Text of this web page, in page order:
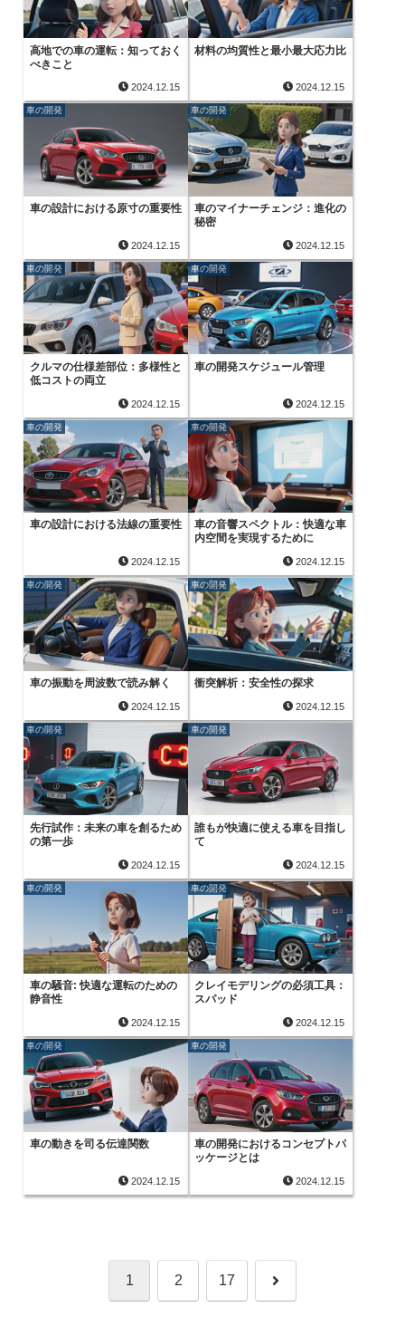
高地での車の運転：知っておく
べきこと
2024.12.15
材料の均質性と最小最大応力比
2024.12.15
車の開発
車の設計における原寸の重要性
2024.12.15
車の開発
車のマイナーチェンジ：進化の
秘密
2024.12.15
車の開発
クルマの仕様差部位：多様性と
低コストの両立
2024.12.15
車の開発
車の開発スケジュール管理
2024.12.15
車の開発
車の設計における法線の重要性
2024.12.15
車の開発
車の音響スペクトル：快適な車
内空間を実現するために
2024.12.15
車の開発
車の振動を周波数で読み解く
2024.12.15
車の開発
衝突解析：安全性の探求
2024.12.15
車の開発
先行試作：未来の車を創るため
の第一歩
2024.12.15
車の開発
誰もが快適に使える車を目指し
て
2024.12.15
車の開発
車の騒音: 快適な運転のための
静音性
2024.12.15
車の開発
クレイモデリングの必須工具：
スパッド
2024.12.15
車の開発
車の動きを司る伝達関数
2024.12.15
車の開発
車の開発におけるコンセプトパ
ッケージとは
2024.12.15
1 2 17 次